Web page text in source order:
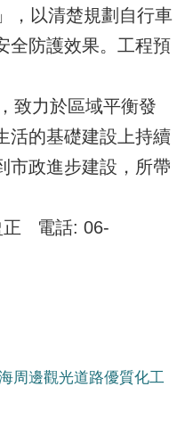
，以清楚規劃自行車
全防護效果。工程預
致力於區域平衡發
活的基礎建設上持續
市政進步建設，所帶
正 電話: 06-
周邊觀光道路優質化工